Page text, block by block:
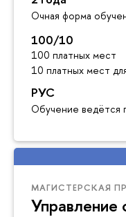
Очная форма
100/10
100 платных мест
10 платных мест
РУС
Обучение ведётся
МАГИСТЕРСКАЯ
Управление